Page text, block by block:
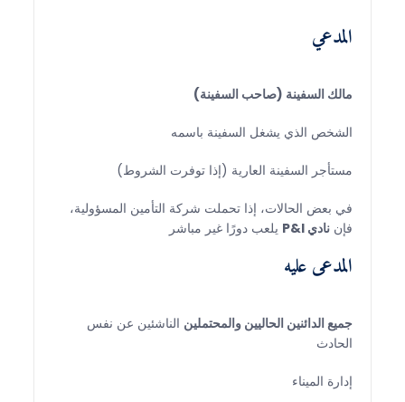
المدعي
مالك السفينة (صاحب السفينة)
الشخص الذي يشغل السفينة باسمه
مستأجر السفينة العارية (إذا توفرت الشروط)
في بعض الحالات، إذا تحملت شركة التأمين المسؤولية،
فإننادي P&I يلعب دورًا غير مباشر
المدعى عليه
جميع الدائنين الحاليين والمحتملين الناشئين عن نفس
الحادث
إدارة الميناء